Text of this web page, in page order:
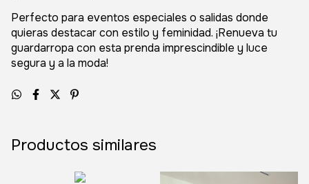
Perfecto para eventos especiales o salidas donde
quieras destacar con estilo y feminidad. ¡Renueva tu
guardarropa con esta prenda imprescindible y luce
segura y a la moda!
Productos similares